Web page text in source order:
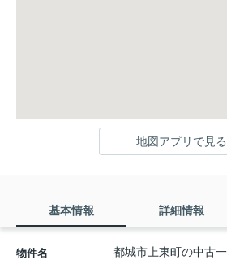
地図アプリで見る
基本情報 詳細情報
物件名 都城市上東町の中古